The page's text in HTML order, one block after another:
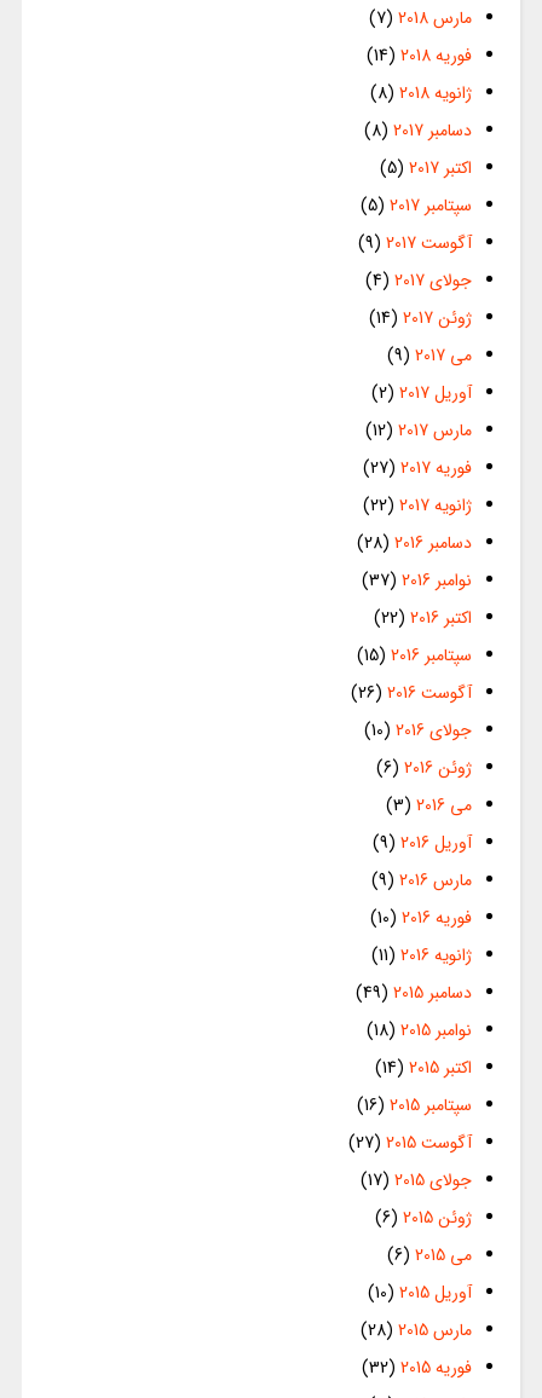
مارس 2018
(7)
فوریه 2018
(14)
ژانویه 2018
(8)
دسامبر 2017
(8)
اکتبر 2017
(5)
سپتامبر 2017
(5)
آگوست 2017
(9)
جولای 2017
(4)
ژوئن 2017
(14)
می 2017
(9)
آوریل 2017
(2)
مارس 2017
(12)
فوریه 2017
(27)
ژانویه 2017
(22)
دسامبر 2016
(28)
نوامبر 2016
(37)
اکتبر 2016
(22)
سپتامبر 2016
(15)
آگوست 2016
(26)
جولای 2016
(10)
ژوئن 2016
(6)
می 2016
(3)
آوریل 2016
(9)
مارس 2016
(9)
فوریه 2016
(10)
ژانویه 2016
(11)
دسامبر 2015
(49)
نوامبر 2015
(18)
اکتبر 2015
(14)
سپتامبر 2015
(16)
آگوست 2015
(27)
جولای 2015
(17)
ژوئن 2015
(6)
می 2015
(6)
آوریل 2015
(10)
مارس 2015
(28)
فوریه 2015
(32)